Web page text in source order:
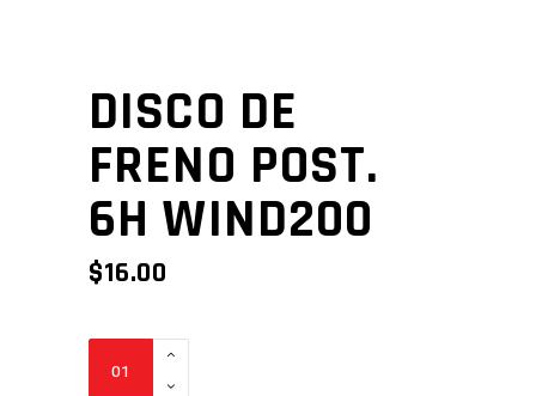
DISCO DE
FRENO POST.
6H WIND200
$16.00